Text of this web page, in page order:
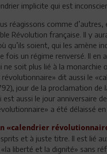
implicite qui est
réagissons comme
Révolution française. Il y
qu’ils soient, qui les amène
fois un régime renversé. Il
ne soit plus lié à la
révolutionnaire» dit aussi le
jour de la proclamation de
est aussi le jour anniversaire
a été délaissé
«calendrier
et à juste titre. Il est lié
liberté et la dignité» sans